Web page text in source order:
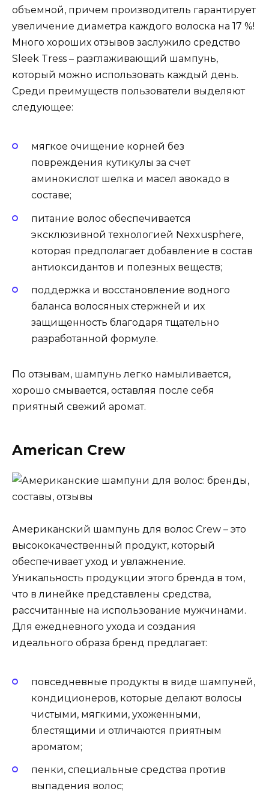
объемной, причем производитель гарантирует
увеличение диаметра каждого волоска на 17 %!
Много хороших отзывов заслужило средство
Sleek Tress – разглаживающий шампунь,
который можно использовать каждый день.
Среди преимуществ пользователи выделяют
следующее:
мягкое очищение корней без
повреждения кутикулы за счет
аминокислот шелка и масел авокадо в
составе;
питание волос обеспечивается
эксклюзивной технологией Nexxusphere,
которая предполагает добавление в состав
антиоксидантов и полезных веществ;
поддержка и восстановление водного
баланса волосяных стержней и их
защищенность благодаря тщательно
разработанной формуле.
По отзывам, шампунь легко намыливается,
хорошо смывается, оставляя после себя
приятный свежий аромат.
American Crew
Американский шампунь для волос Crew – это
высококачественный продукт, который
обеспечивает уход и увлажнение.
Уникальность продукции этого бренда в том,
что в линейке представлены средства,
рассчитанные на использование мужчинами.
Для ежедневного ухода и создания
идеального образа бренд предлагает:
повседневные продукты в виде шампуней,
кондиционеров, которые делают волосы
чистыми, мягкими, ухоженными,
блестящими и отличаются приятным
ароматом;
пенки, специальные средства против
выпадения волос;